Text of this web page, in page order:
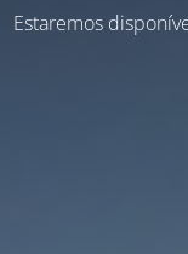
Estaremos